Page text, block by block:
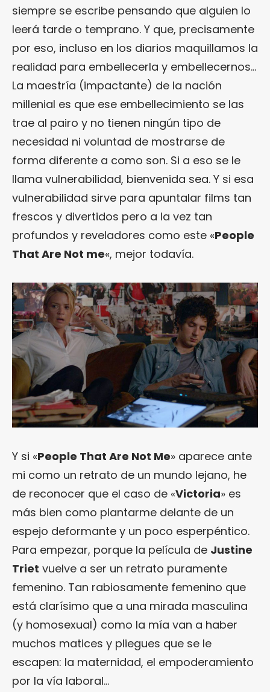
siempre se escribe pensando que alguien lo
leerá tarde o temprano. Y que, precisamente
por eso, incluso en los diarios maquillamos la
realidad para embellecerla y embellecernos…
La maestría (impactante) de la nación
millenial es que ese embellecimiento se las
trae al pairo y no tienen ningún tipo de
necesidad ni voluntad de mostrarse de
forma diferente a como son. Si a eso se le
llama vulnerabilidad, bienvenida sea. Y si esa
vulnerabilidad sirve para apuntalar films tan
frescos y divertidos pero a la vez tan
profundos y reveladores como este «People
That Are Not me«, mejor todavía.
Y si «People That Are Not Me» aparece ante
mi como un retrato de un mundo lejano, he
de reconocer que el caso de «Victoria» es
más bien como plantarme delante de un
espejo deformante y un poco esperpéntico.
Para empezar, porque la película de Justine
Triet vuelve a ser un retrato puramente
femenino. Tan rabiosamente femenino que
está clarísimo que a una mirada masculina
(y homosexual) como la mía van a haber
muchos matices y pliegues que se le
escapen: la maternidad, el empoderamiento
por la vía laboral…